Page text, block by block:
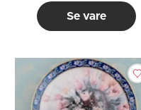
Se vare